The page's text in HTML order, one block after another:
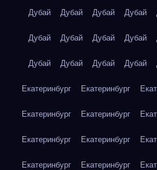
Дубай Дубай Дубай Дубай
Дубай Дубай Дубай Дубай
Дубай Дубай Дубай Дубай
Екатеринбург Екатеринбург
Екатеринбург Екатеринбург
Екатеринбург Екатеринбург
Екатеринбург Екатеринбург